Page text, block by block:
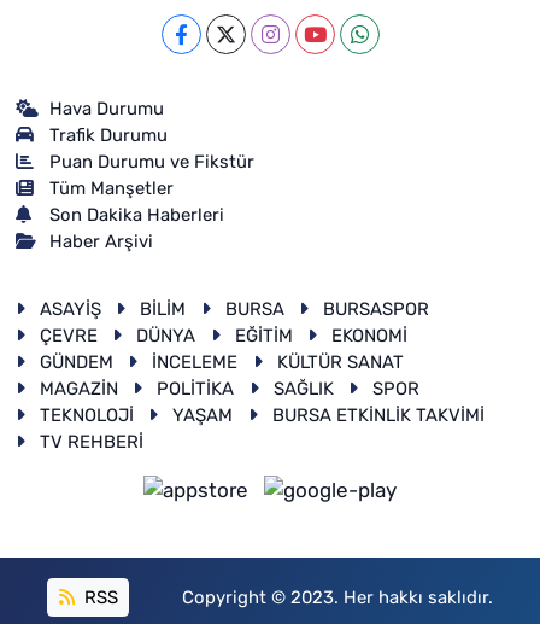
Hava Durumu
Trafik Durumu
Puan Durumu ve Fikstür
Tüm Manşetler
Son Dakika Haberleri
Haber Arşivi
ASAYİŞ BİLİM BURSA
BURSASPOR
ÇEVRE
DÜNYA EĞİTİM
EKONOMİ
GÜNDEM
İNCELEME
KÜLTÜR SANAT
MAGAZİN
POLİTİKA SAĞLIK
SPOR
TEKNOLOJİ
YAŞAM
BURSA ETKİNLİK TAKVİMİ
TV REHBERİ
RSS Copyright © 2023. Her hakkı saklıdır.